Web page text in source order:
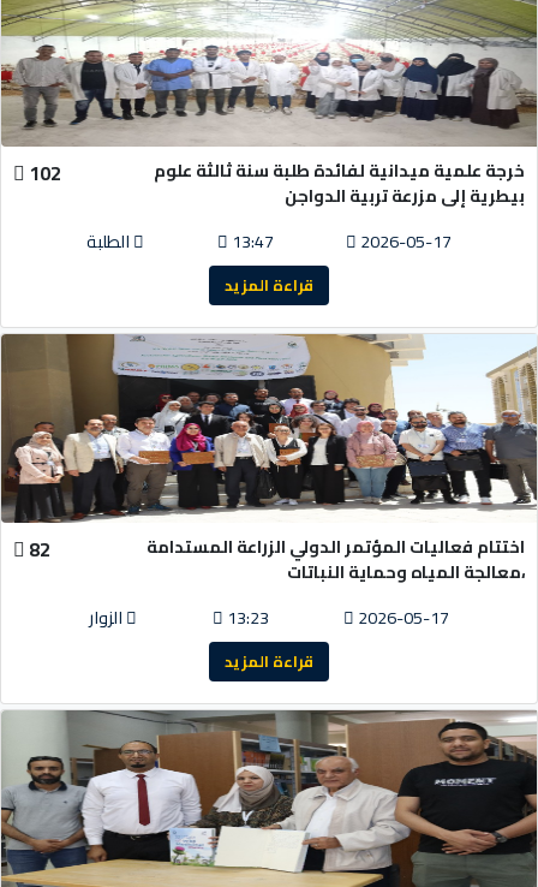
خرجة علمية ميدانية لفائدة طلبة سنة ثالثة علوم
بيطرية إلى مزرعة تربية الدواجن
102
2026-05-17
13:47 الطلبة
قراءة المزيد
اختتام فعاليات المؤتمر الدولي الزراعة المستدامة
،معالجة المياه وحماية النباتات
82
2026-05-17
13:23 الزوار
قراءة المزيد